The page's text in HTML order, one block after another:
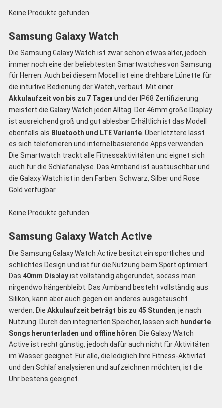
Keine Produkte gefunden.
Samsung Galaxy Watch
Die Samsung Galaxy Watch ist zwar schon etwas älter, jedoch
immer noch eine der beliebtesten Smartwatches von Samsung
für Herren. Auch bei diesem Modell ist eine drehbare Lünette für
die intuitive Bedienung der Watch, verbaut. Mit einer
Akkulaufzeit von bis zu 7 Tagen und der IP68 Zertifizierung
meistert die Galaxy Watch jeden Alltag. Der 46mm große Display
ist ausreichend groß und gut ablesbar Erhältlich ist das Modell
ebenfalls als Bluetooth und LTE Variante. Über letztere lässt
es sich telefonieren und internetbasierende Apps verwenden.
Die Smartwatch trackt alle Fitnessaktivitäten und eignet sich
auch für die Schlafanalyse. Das Armband ist austauschbar und
die Galaxy Watch ist in den Farben: Schwarz, Silber und Rose
Gold verfügbar.
Keine Produkte gefunden.
Samsung Galaxy Watch Active
Die Samsung Galaxy Watch Active besitzt ein sportliches und
schlichtes Design und ist für die Nutzung beim Sport optimiert.
Das 40mm Displayist vollständig abgerundet, sodass man
nirgendwo hängenbleibt. Das Armband besteht vollständig aus
Silikon, kann aber auch gegen ein anderes ausgetauscht
werden. Die Akkulaufzeit beträgt bis zu 45 Stunden, je nach
Nutzung. Durch den integrierten Speicher, lassen sich hunderte
Songs herunterladen und offline hören . Die Galaxy Watch
Active ist recht günstig, jedoch dafür auch nicht für Aktivitäten
im Wasser geeignet. Für alle, die lediglich Ihre Fitness-Aktivität
und den Schlaf analysieren und aufzeichnen möchten, ist die
Uhr bestens geeignet.